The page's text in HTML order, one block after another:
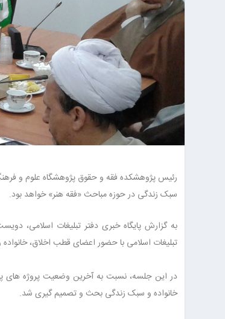
رئیس پژوهشکده فقه و حقوق پژوهشگاه علوم و
سبک زندگی در حوزه مباحث «فقه هنر» خواهد بود.
به گزارش پایگاه خبری دفتر تبلیغات اسلامی،
تبلیغات اسلامی با حضور اعضای قطب اخلاق،
در این جلسه، نسبت به آخرین وضعیت پروژه های
خانواده و سبک زندگی بحث و تصمیم ‌گیری شد.